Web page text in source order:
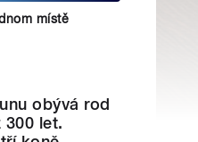
místě
obývá rod
300 let.